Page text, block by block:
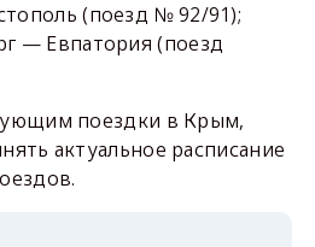
(поезд № 92/91);
— Евпатория (поезд
поездки в Крым,
актуальное расписание